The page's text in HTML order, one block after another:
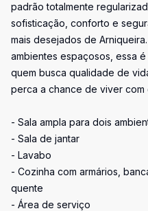
padrão totalmente
sofisticação, conforto e
mais desejados de
ambientes espaçosos, essa
quem busca qualidade de
perca a chance de viver com
- Sala ampla para dois
- Sala de jantar
- Lavabo
- Cozinha com armários,
quente
- Área de serviço